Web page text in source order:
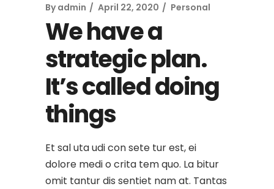
By admin April 22, 2020 Personal
We have a
strategic plan.
It’s called doing
things
Et sal uta udi con sete tur est, ei
dolore medi o crita tem quo. La bitur
omit tantur dis sentiet nam at. Tantas